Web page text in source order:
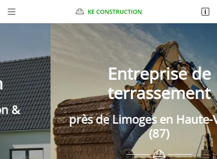
 
Chantelauve
87270 CHAPTELAT
 Adresse email de réception
Entreprise de
terrassement
près de Limoges en Haute-Vienne
(87)